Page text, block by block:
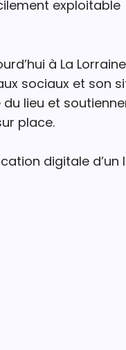
exploitable
à La
sociaux et son
lieu et
place.
digitale d’un